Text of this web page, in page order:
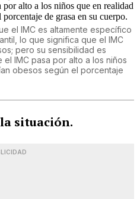
el IMC es altamente específico
lo que significa que el IMC
pero su sensibilidad es
IMC pasa por alto a los niños
obesos según el porcentaje
situación.